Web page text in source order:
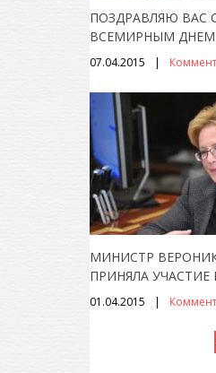
ПОЗДРАВЛЯЮ ВАС
ВСЕМИРНЫМ ДНЕМ
07.04.2015
МИНИСТР
ПРИНЯЛА
01.04.2015